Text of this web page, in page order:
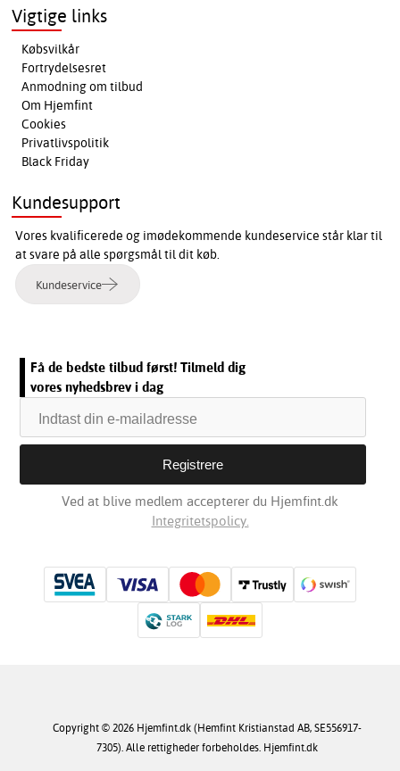
Vigtige links
Købsvilkår
Fortrydelsesret
Anmodning om tilbud
Om Hjemfint
Cookies
Privatlivspolitik
Black Friday
Kundesupport
Vores kvalificerede og imødekommende kundeservice står klar til
at svare på alle spørgsmål til dit køb.
Kundeservice
Få de bedste tilbud først! Tilmeld dig
vores nyhedsbrev i dag
Ved at blive medlem accepterer du Hjemfint.dk
Integritetspolicy.
Copyright © 2026 Hjemfint.dk (Hemfint Kristianstad AB, SE556917-
7305). Alle rettigheder forbeholdes. Hjemfint.dk